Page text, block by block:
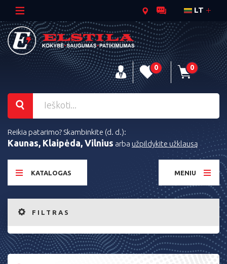
LT
0 0
Reikia patarimo? Skambinkite (d. d.):
Kaunas, Klaipėda, Vilnius arba užpildykite užklausą
KATALOGAS MENIU
FILTRAS